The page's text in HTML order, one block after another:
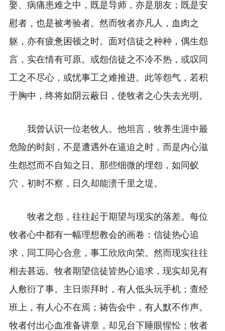
娶、病痛患难之中，既是导师，亦是朋友；既是安
慰者，也是被考验者。然而牧者亦凡人，血肉之
躯，亦有疲惫困顿之时。面对信徒之种种，偶生怨
言，实在情有可原。或怨信徒之不冷不热，或叹同
工之不尽心，或忧事工之难推进。此等怨气，若积
于胸中，终将如阴云蔽日，使牧者之心失去光明。
我曾认识一位老牧人。他坦言，牧养生涯中最
危险的时刻，不是遭遇外在逼迫之时，而是内心滋
生怨怼而不自知之日。那些细微的埋怨，如同蚁
穴，初时不察，日久却能溃千里之堤。
牧者之怨，往往起于期望与现实的落差。每位
牧者心中都有一幅理想教会的画卷：信徒热心追
求，同工同心合意，事工欣欣向荣。然而现实往往
相去甚远。牧者期望信徒皆热心追求，现实却见有
人敷衍了事。主日崇拜时，有人低头玩手机；查经
班上，有人心不在焉；祷告会中，有人默不作声。
牧者付出心血准备讲章，却见台下睡眼惺忪；牧者